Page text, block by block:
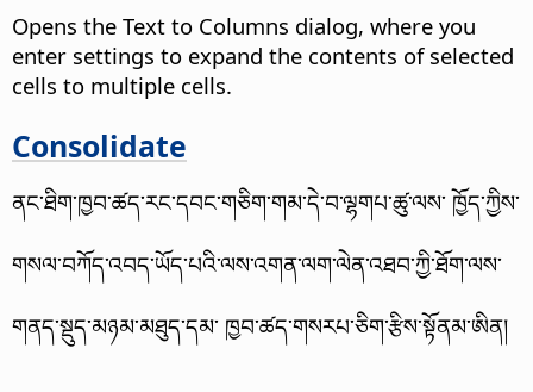
Opens the Text to Columns dialog, where you
enter settings to expand the contents of selected
cells to multiple cells.
Consolidate
ནང་ཐིག་ཁྱབ་ཚད་རང་དབང་གཅིག་གམ་དེ་བ་ལྷགཔ་ཚུ་ལས་ ཁྱོད་ཀྱིས་
གསལ་བཀོད་འབད་ཡོད་པའི་ལས་འགན་ལག་ལེན་འཐབ་ཀྱི་ཐོག་ལས་
གནད་སྡུད་མཉམ་མཐུད་དམ་ ཁྱབ་ཚད་གསརཔ་ཅིག་རྩིས་སྟོནམ་ཨིན།